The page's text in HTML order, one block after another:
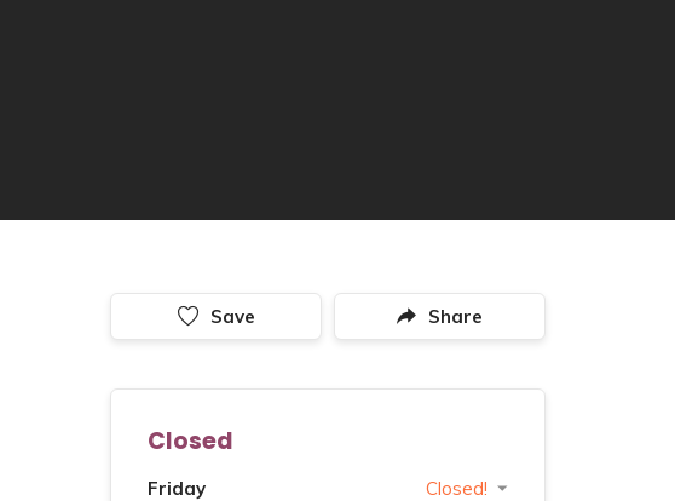
Save Share
Closed
Friday Closed!